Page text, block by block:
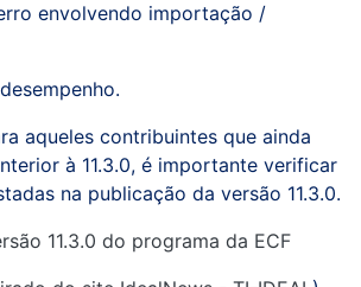
envolvendo importação /
aqueles contribuintes que ainda
à 11.3.0, é importante verificar
na publicação da versão 11.3.0.
11.3.0 do programa da ECF